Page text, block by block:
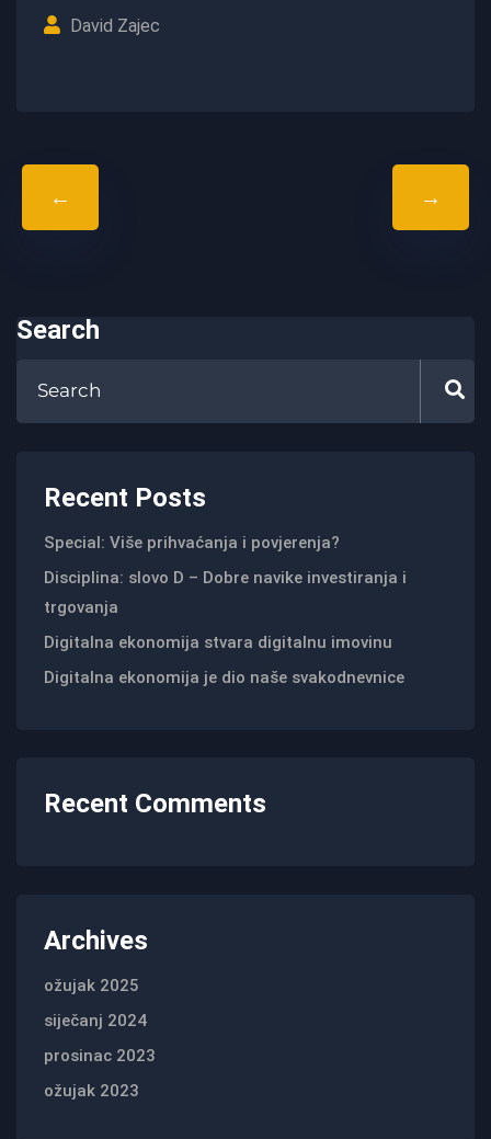
David Zajec
← →
Search
Recent Posts
Special: Više prihvaćanja i povjerenja?
Disciplina: slovo D – Dobre navike investiranja i
trgovanja
Digitalna ekonomija stvara digitalnu imovinu
Digitalna ekonomija je dio naše svakodnevnice
Recent Comments
Archives
ožujak 2025
siječanj 2024
prosinac 2023
ožujak 2023